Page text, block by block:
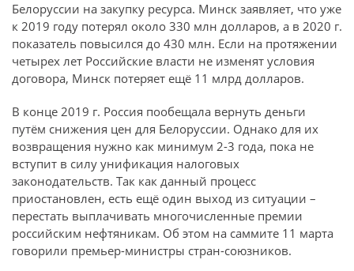
Белоруссии на закупку ресурса. Минск заявляет, что уже
к 2019 году потерял около 330 млн долларов, а в 2020 г.
показатель повысился до 430 млн. Если на протяжении
четырех лет Российские власти не изменят условия
договора, Минск потеряет ещё 11 млрд долларов.
В конце 2019 г. Россия пообещала вернуть деньги
путём снижения цен для Белоруссии. Однако для их
возвращения нужно как минимум 2-3 года, пока не
вступит в силу унификация налоговых
законодательств. Так как данный процесс
приостановлен, есть ещё один выход из ситуации –
перестать выплачивать многочисленные премии
российским нефтяникам. Об этом на саммите 11 марта
говорили премьер-министры стран-союзников.